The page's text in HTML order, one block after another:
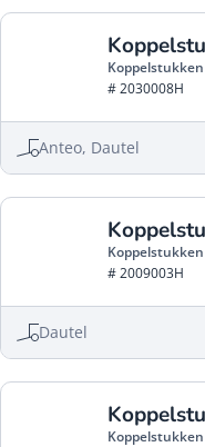
Koppelstukken
# 2030008H
Anteo, Dautel
Koppelstukken
# 2009003H
Dautel
Koppelstukken